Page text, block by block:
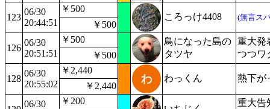
123
06/30
20:44:51
￥500
ころっけ4408 (無言ス
￥500
126
06/30
20:51:51
￥500
鳥になった島の
タツヤ
重大発
つつワ
￥500
128
06/30
20:55:02
￥2,440
わっくん 熱下が
￥2,440
06/30
￥200
重大告